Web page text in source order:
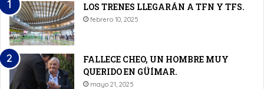
LOS TRENES LLEGARÁN A TFN Y TFS.
febrero 10, 2025
FALLECE CHEO, UN HOMBRE MUY
QUERIDO EN GÜÍMAR.
mayo 21, 2025